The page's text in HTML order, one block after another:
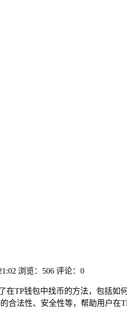
浏览：506 评论：0
TP钱包中找币的方法，包括
合法性、安全性等，帮助用户